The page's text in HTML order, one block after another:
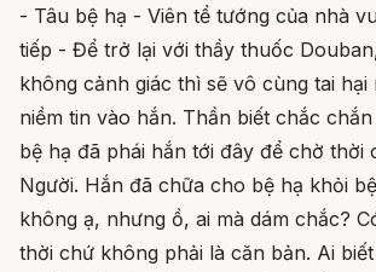
- Tâu bệ hạ - Viên tể tướng của nhà
tiếp - Để trở lại với thầy thuốc
không cảnh giác thì sẽ vô cùng tai
niềm tin vào hắn. Thần biết chắc
bệ hạ đã phái hắn tới đây để chờ thời
Người. Hắn đã chữa cho bệ hạ khỏi
không ạ, nhưng ồ, ai mà dám chắc?
thời chứ không phải là căn bản. Ai